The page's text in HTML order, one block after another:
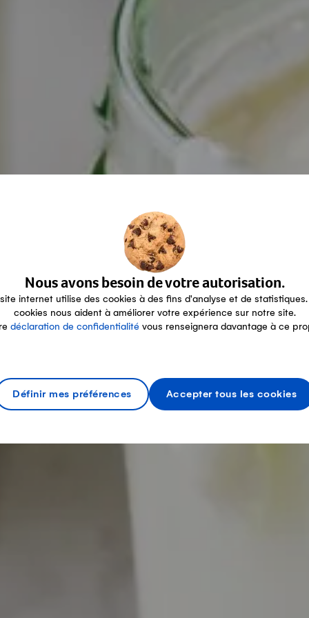
Nous avons besoin de votre autorisation.
internet utilise des cookies à des fins d'analyse et de statistiques.
cookies nous aident à améliorer votre expérience sur notre site.
déclaration de confidentialité vous renseignera davantage à ce
Définir mes préférences Accepter tous les cookies